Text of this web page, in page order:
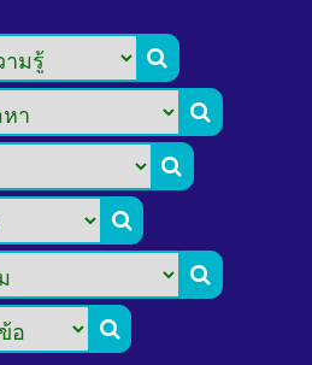





